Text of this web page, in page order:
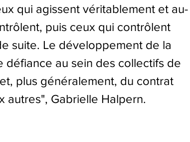
qui agissent véritablement et au-
puis ceux qui contrôlent
suite. Le développement de la
au sein des collectifs de
plus généralement, du contrat
autres", Gabrielle Halpern.